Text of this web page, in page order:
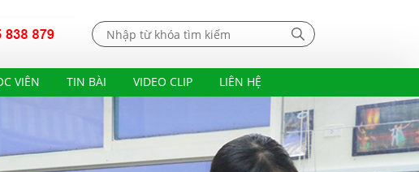
VIÊN TIN BÀI VIDEO CLIP LIÊN HỆ